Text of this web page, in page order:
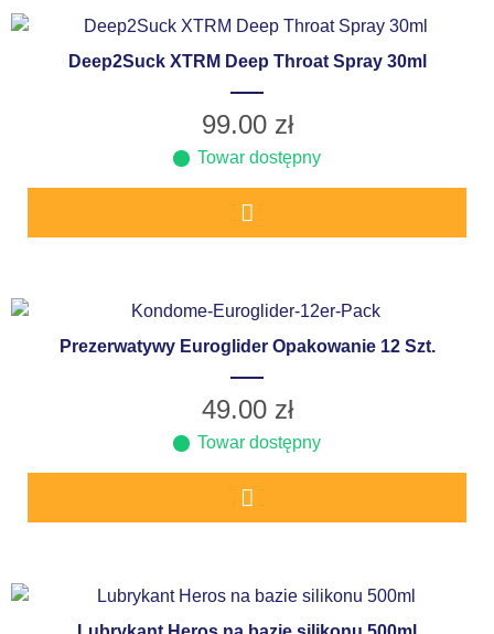
Deep2Suck XTRM Deep Throat Spray 30ml
99.00 zł
Towar dostępny
Prezerwatywy Euroglider Opakowanie 12 Szt.
49.00 zł
Towar dostępny